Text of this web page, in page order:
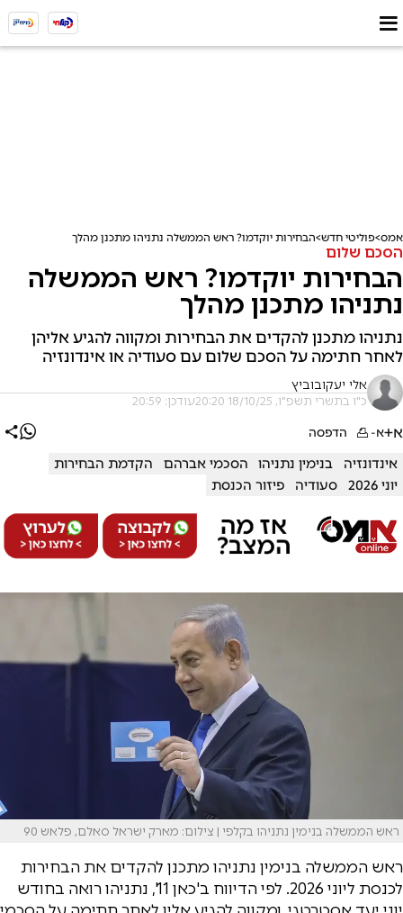
אמס פוליטי חדש הבחירות יוקדמו? ראש הממשלה נתניהו מתכנן מהלך
הסכם שלום
הבחירות יוקדמו? ראש הממשלה
נתניהו מתכנן מהלך
נתניהו מתכנן להקדים את הבחירות ומקווה להגיע אליהן
לאחר חתימה על הסכם שלום עם סעודיה או אינדונזיה
אלי יעקובוביץ
כ"ו בתשרי תשפ"ו, 18/10/25 20:20 עודכן: 20:59
א+א- הדפסה
אינדונזיה בנימין נתניהו הסכמי אברהם
הקדמת הבחירות
יוני 2026
סעודיה פיזור הכנסת
ראש הממשלה בנימין נתניהו בקלפי | צילום: מארק ישראל סאלם, פלאש 90
ראש הממשלה בנימין נתניהו מתכנן להקדים את הבחירות
לכנסת ליוני 2026. לפי הדיווח ב'כאן 11', נתניהו רואה בחודש